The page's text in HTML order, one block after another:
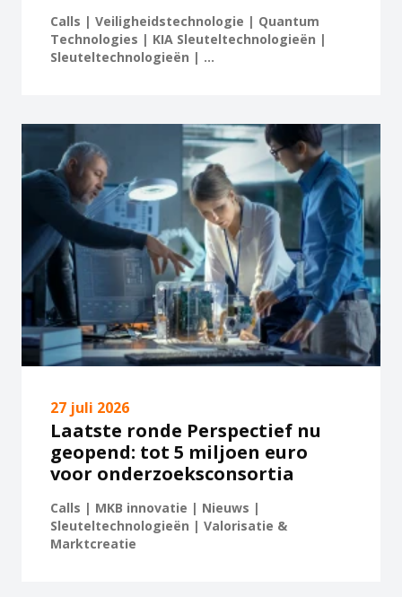
Calls | Veiligheidstechnologie | Quantum
Technologies | KIA Sleuteltechnologieën |
Sleuteltechnologieën | ...
27 juli 2026
Laatste ronde Perspectief nu
geopend: tot 5 miljoen euro
voor onderzoeksconsortia
Calls | MKB innovatie | Nieuws |
Sleuteltechnologieën | Valorisatie &
Marktcreatie